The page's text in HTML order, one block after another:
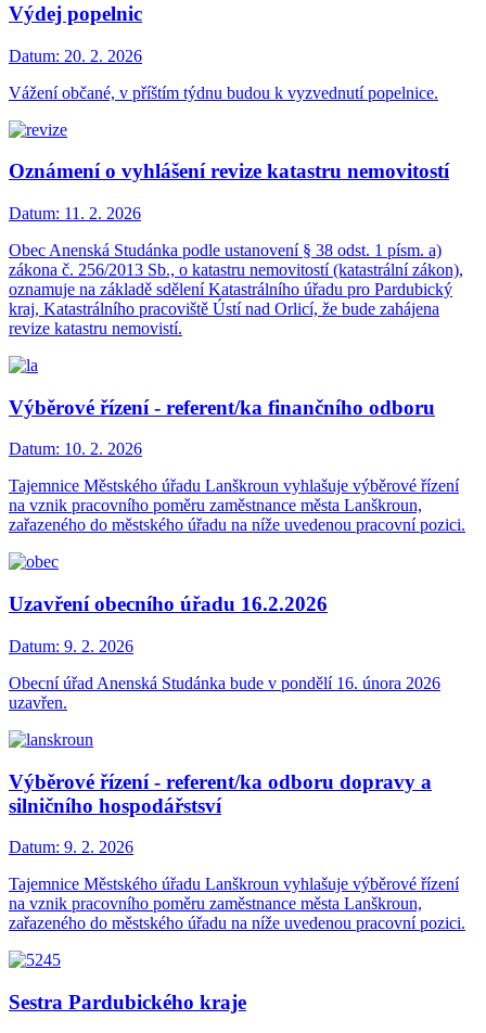
Výdej popelnic
Datum: 20. 2. 2026
Vážení občané, v příštím týdnu budou k vyzvednutí popelnice.
Oznámení o vyhlášení revize katastru nemovitostí
Datum: 11. 2. 2026
Obec Anenská Studánka podle ustanovení § 38 odst. 1 písm. a)
zákona č. 256/2013 Sb., o katastru nemovitostí (katastrální zákon),
oznamuje na základě sdělení Katastrálního úřadu pro Pardubický
kraj, Katastrálního pracoviště Ústí nad Orlicí, že bude zahájena
revize katastru nemovistí.
Výběrové řízení - referent/ka finančního odboru
Datum: 10. 2. 2026
Tajemnice Městského úřadu Lanškroun vyhlašuje výběrové řízení
na vznik pracovního poměru zaměstnance města Lanškroun,
zařazeného do městského úřadu na níže uvedenou pracovní pozici.
Uzavření obecního úřadu 16.2.2026
Datum: 9. 2. 2026
Obecní úřad Anenská Studánka bude v pondělí 16. února 2026
uzavřen.
Výběrové řízení - referent/ka odboru dopravy a
silničního hospodářstsví
Datum: 9. 2. 2026
Tajemnice Městského úřadu Lanškroun vyhlašuje výběrové řízení
na vznik pracovního poměru zaměstnance města Lanškroun,
zařazeného do městského úřadu na níže uvedenou pracovní pozici.
Sestra Pardubického kraje